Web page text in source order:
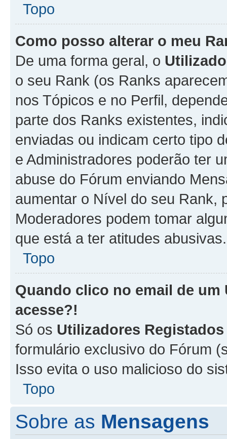
Topo
Como posso alterar o meu
De uma forma geral, o
o seu Rank (os Ranks
nos Tópicos e no Perfil,
parte dos Ranks existentes,
enviadas ou indicam certo tipo
e Administradores poderão ter
abuse do Fórum enviando
aumentar o Nível do seu Rank,
Moderadores podem tomar
que está a ter atitudes abusivas.
Topo
Quando clico no email de um
acesse?!
Só os Utilizadores Registados
formulário exclusivo do Fórum
Isso evita o uso malicioso do
Topo
Sobre as Mensagens